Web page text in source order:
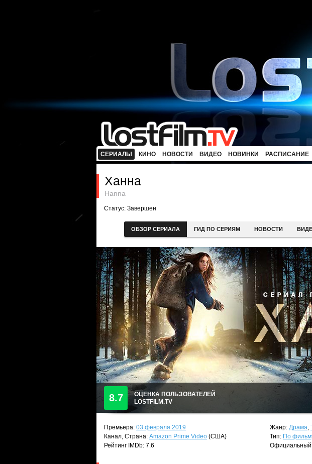
СЕРИАЛЫ КИНО НОВОСТИ ВИДЕО НОВИНКИ РАСПИСАНИЕ
Ханна
Hanna
Статус: Завершен
ОБЗОР СЕРИАЛА ГИД ПО СЕРИЯМ НОВОСТИ
8.7
ОЦЕНКА ПОЛЬЗОВАТЕЛЕЙ
LOSTFILM.TV
Премьера: 03 февраля 2019
Канал, Страна: Amazon Prime Video (США)
Рейтинг IMDb: 7.6
Жанр: Драма,
Тип: По
Официальный